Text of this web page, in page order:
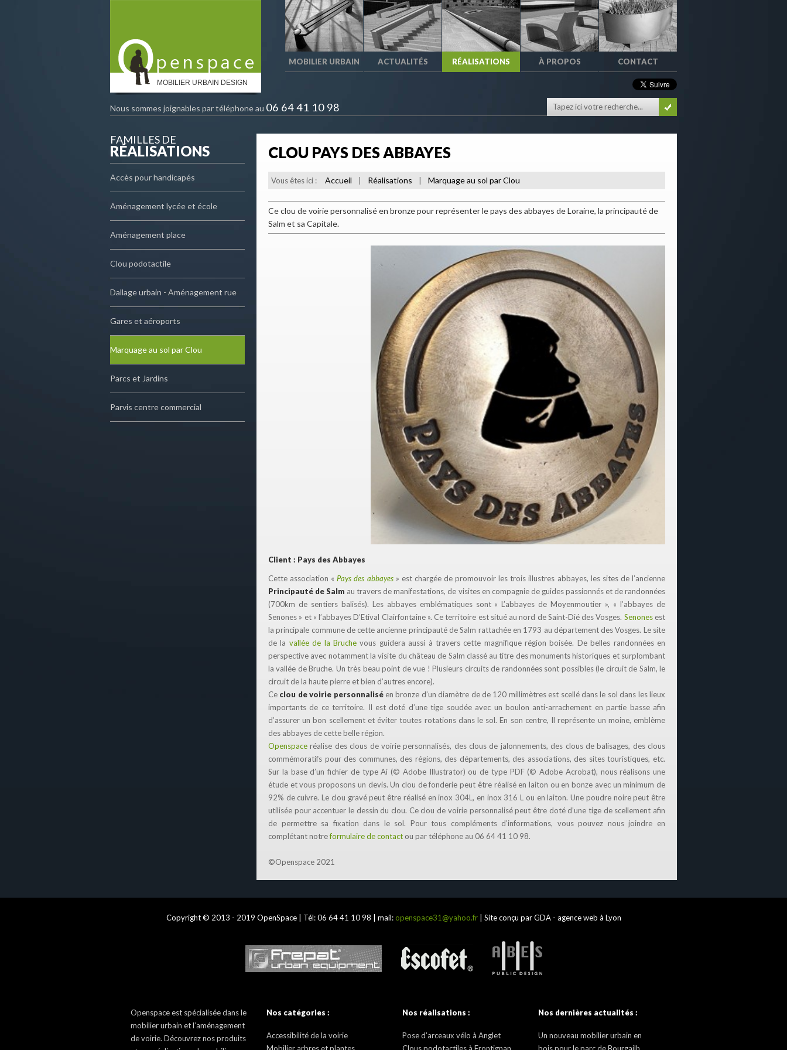
MOBILIER URBAIN DESIGN
MOBILIER URBAIN ACTUALITÉS RÉALISATIONS À PROPOS CONTACT
Nous sommes joignables par téléphone au 06 64 41 10 98
FAMILLES DE
RÉALISATIONS
Accès pour handicapés
Aménagement lycée et école
Aménagement place
Clou podotactile
Dallage urbain - Aménagement rue
Gares et aéroports
Marquage au sol par Clou
Parcs et Jardins
Parvis centre commercial
CLOU PAYS DES ABBAYES
Vous êtes ici : Accueil Réalisations Marquage au sol par Clou
Ce clou de voirie personnalisé en bronze pour représenter le pays des abbayes de Loraine, la principauté de
Salm et sa Capitale.
Client : Pays des Abbayes
Cette association « Pays des abbayes» est chargée de promouvoir les trois illustres abbayes, les sites de l’ancienne
Principauté de Salm au travers de manifestations, de visites en compagnie de guides passionnés et de randonnées
(700km de sentiers balisés). Les abbayes emblématiques sont « L’abbayes de Moyenmoutier », « l’abbayes de
Senones » et « l’abbayes D’Etival Clairfontaine ». Ce territoire est situé au nord de Saint-Dié des Vosges. Senonesest
la principale commune de cette ancienne principauté de Salm rattachée en 1793 au département des Vosges. Le site
de la vallée de la Bruchevous guidera aussi à travers cette magnifique région boisée. De belles randonnées en
perspective avec notamment la visite du château de Salm classé au titre des monuments historiques et surplombant
la vallée de Bruche. Un très beau point de vue ! Plusieurs circuits de randonnées sont possibles (le circuit de Salm, le
circuit de la haute pierre et bien d’autres encore).
Ce clou de voirie personnaliséen bronze d’un diamètre de de 120 millimètres est scellé dans le sol dans les lieux
importants de ce territoire. Il est doté d’une tige soudée avec un boulon anti-arrachement en partie basse afin
d’assurer un bon scellement et éviter toutes rotations dans le sol. En son centre, Il représente un moine, emblème
des abbayes de cette belle région.
Openspace réalise des clous de voirie personnalisés, des clous de jalonnements, des clous de balisages, des clous
commémoratifs pour des communes, des régions, des départements, des associations, des sites touristiques, etc.
Sur la base d’un fichier de type Ai (© Adobe Illustrator) ou de type PDF (© Adobe Acrobat), nous réalisons une
étude et vous proposons un devis. Un clou de fonderie peut être réalisé en laiton ou en bonze avec un minimum de
92% de cuivre. Le clou gravé peut être réalisé en inox 304L, en inox 316 L ou en laiton. Une poudre noire peut être
utilisée pour accentuer le dessin du clou. Ce clou de voirie personnalisé peut être doté d’une tige de scellement afin
de permettre sa fixation dans le sol. Pour tous compléments d’informations, vous pouvez nous joindre en
complétant notreformulaire de contact ou par téléphone au 06 64 41 10 98.
©Openspace 2021
Copyright © 2013 - 2019 OpenSpace | Tél:06 64 41 10 98 | mail: openspace31@yahoo.fr| Site conçu par GDA - agence web à Lyon
Openspace est spécialisée dans le
mobilier urbain et l’aménagement
de voirie. Découvrez nos produits
Nos catégories :
Accessibilité de la voirie
Nos réalisations :
Pose d’arceaux vélo à Anglet
Nos dernières actualités :
Un nouveau mobilier urbain en